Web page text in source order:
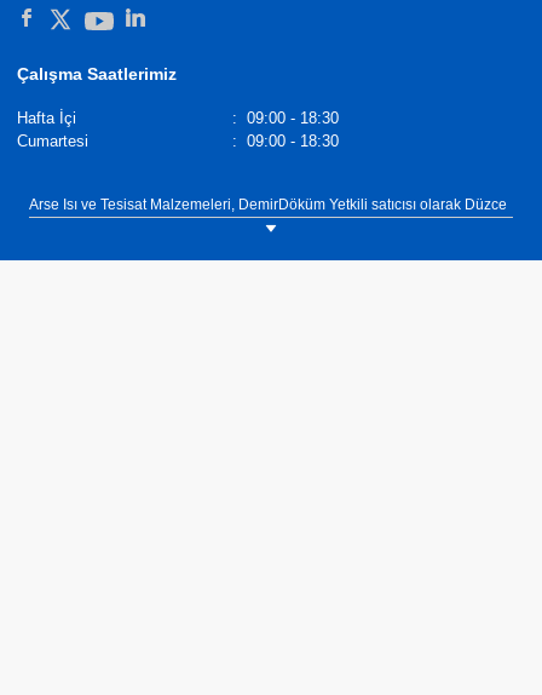
Çalışma Saatlerimiz
Hafta İçi : 09:00 - 18:30
Cumartesi
: 09:00 - 18:30
Arse Isı ve Tesisat Malzemeleri, DemirDöküm Yetkili satıcısı olarak Düzce
ilinin Akçakoca ilçesinde müşterilerimize ısıtma, sıcak su ve soğutma